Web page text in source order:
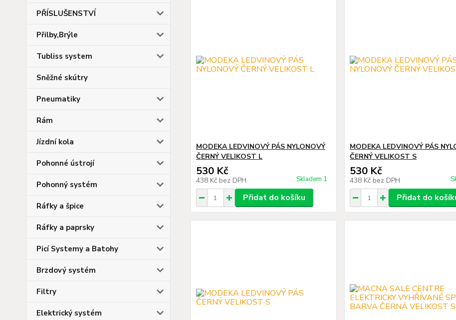
PŘÍSLUŠENSTVÍ
Přilby,Brýle
Tubliss system
Sněžné skútry
Pneumatiky
Rám
Jízdní kola
Pohonné ústrojí
Pohonný systém
Ráfky a špice
Ráfky a paprsky
Picí Systemy a Batohy
Brzdový systém
Filtry
Elektrický systém
MODEKA LEDVINOVÝ PÁS NYLONOVÝ
ČERNÝ VELIKOST L
530 Kč
438 Kč bez DPH Skladem 1
Přidat do košíku
MODEKA LEDVINOVÝ PÁS
ČERNÝ VELIKOST S
530 Kč
438 Kč bez DPH
Přidat do